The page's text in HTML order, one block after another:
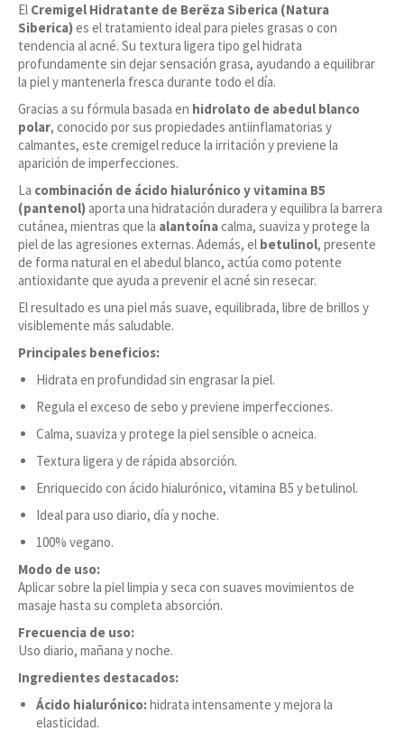
El Cremigel Hidratante de Berëza Siberica (Natura
Siberica)es el tratamiento ideal para pieles grasas o con
tendencia al acné. Su textura ligera tipo gel hidrata
profundamente sin dejar sensación grasa, ayudando a equilibrar
la piel y mantenerla fresca durante todo el día.
Gracias a su fórmula basada en hidrolato de abedul blanco
polar, conocido por sus propiedades antiinflamatorias y
calmantes, este cremigel reduce la irritación y previene la
aparición de imperfecciones.
La combinación de ácido hialurónico y vitamina B5
(pantenol) aporta una hidratación duradera y equilibra la barrera
cutánea, mientras que la alantoínacalma, suaviza y protege la
piel de las agresiones externas. Además, el betulinol, presente
de forma natural en el abedul blanco, actúa como potente
antioxidante que ayuda a prevenir el acné sin resecar.
El resultado es una piel más suave, equilibrada, libre de brillos y
visiblemente más saludable.
Principales beneficios:
Hidrata en profundidad sin engrasar la piel.
Regula el exceso de sebo y previene imperfecciones.
Calma, suaviza y protege la piel sensible o acneica.
Textura ligera y de rápida absorción.
Enriquecido con ácido hialurónico, vitamina B5 y betulinol.
Ideal para uso diario, día y noche.
100% vegano.
Modo de uso:
Aplicar sobre la piel limpia y seca con suaves movimientos de
masaje hasta su completa absorción.
Frecuencia de uso:
Uso diario, mañana y noche.
Ingredientes destacados:
Ácido hialurónico:hidrata intensamente y mejora la
elasticidad.